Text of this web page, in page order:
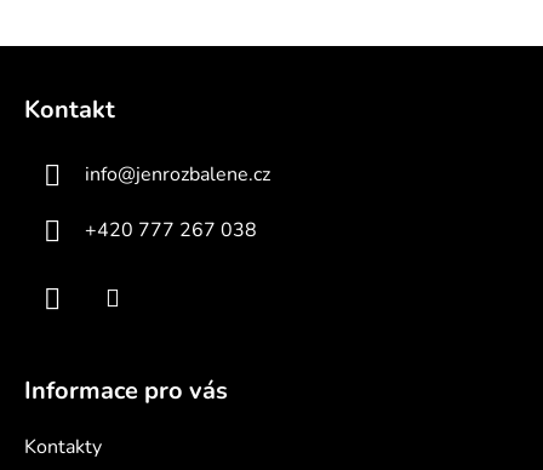
Kontakt
info@jenrozbalene.cz
+420 777 267 038
Informace pro vás
Kontakty